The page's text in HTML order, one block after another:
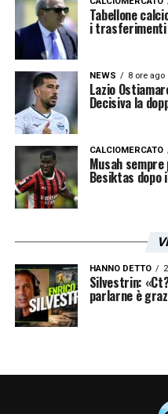
scopriremo presto,
porte.
LA PLAYLIST
Tabellone
i
NEWS 8 ore ago
Lazio
Decisiva la
CALCIOMERCATO
Musah
Besiktas dopo
HANNO DETTO
Silvestrin:
parlarne è